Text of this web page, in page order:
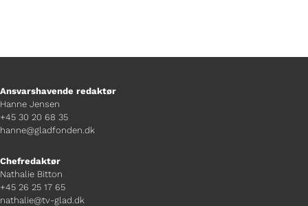
Ansvarshavende redaktør
Hanne Jensen
+45 30 20 68 35
hanne@gladfonden.dk
Chefredaktør
Nathalie Bitton
+45 26 25 17 65
nathalie@tv-glad.dk